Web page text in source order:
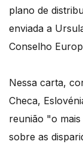
plano de
enviada a
Conselho
Nessa carta,
Checa,
reunião "o
sobre as